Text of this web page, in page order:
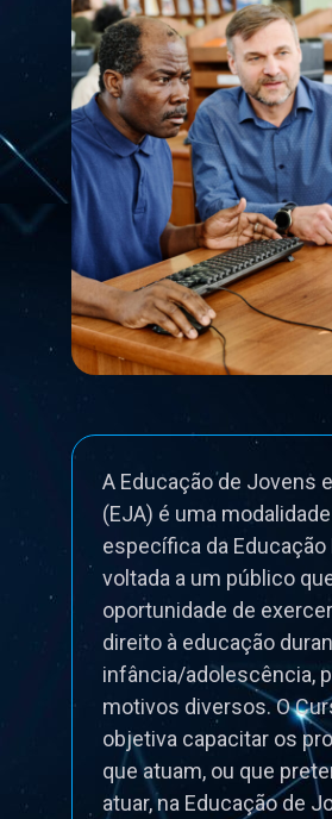
A Educação de Jovens e
(EJA) é uma modalidade
específica da Educação
voltada a um público
oportunidade de
direito à educação
infância/adolescência,
motivos diversos. O
objetiva capacitar os
que atuam, ou que